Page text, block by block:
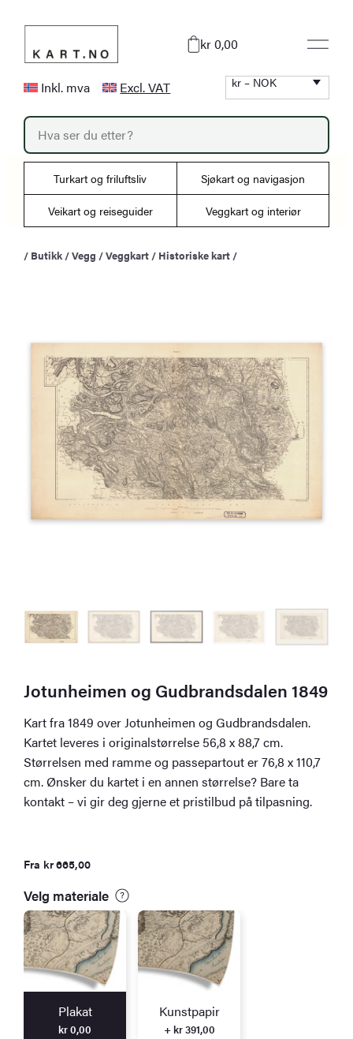
innhold
kr 0,00
Inkl. mva Excl. VAT kr – NOK
P
o
d
t
r
Turkart og friluftsliv Sjøkart og navigasjon
Veikart og reiseguider Veggkart og interiør
/ Butikk /Vegg /Veggkart / Historiske kart /
Jotunheimen og Gudbrandsdalen 1849
Kart fra 1849 over Jotunheimen og Gudbrandsdalen.
Kartet leveres i originalstørrelse 56,8 x 88,7 cm.
Størrelsen med ramme og passepartout er 76,8 x 110,7
cm. Ønsker du kartet i en annen størrelse? Bare ta
kontakt – vi gir deg gjerne et pristilbud på tilpasning.
Fra kr665,00
Velg materiale
Plakat
kr0,00
Kunstpapir
+ kr 391,00